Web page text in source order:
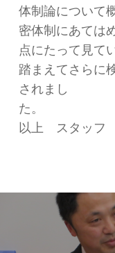
体制論について
密体制にあては
点にたって見て
踏まえてさらに
されまし
以上 スタッフ